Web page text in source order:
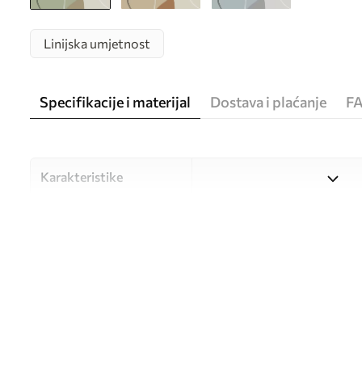
Linijska umjetnost
Specifikacije i materijal Dostava i plaćanje
Karakteristike